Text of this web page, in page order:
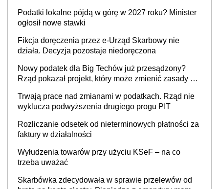
cywilnoprawnej jedynym racjonalnym wyjściem
Podatki lokalne pójdą w górę w 2027 roku? Minister
ogłosił nowe stawki
Fikcja doręczenia przez e-Urząd Skarbowy nie
działa. Decyzja pozostaje niedoręczona
Nowy podatek dla Big Techów już przesądzony?
Rząd pokazał projekt, który może zmienić zasady gry
Trwają prace nad zmianami w podatkach. Rząd nie
wyklucza podwyższenia drugiego progu PIT
Rozliczanie odsetek od nieterminowych płatności za
faktury w działalności
Wyłudzenia towarów przy użyciu KSeF – na co
trzeba uważać
Skarbówka zdecydowała w sprawie przelewów od